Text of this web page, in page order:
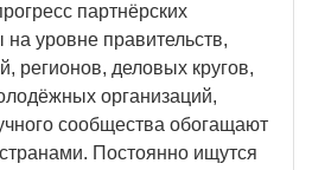
партнёрских
уровне правительств,
регионов, деловых кругов,
организаций,
сообщества обогащают
Постоянно ищутся